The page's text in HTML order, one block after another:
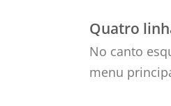
Quatro
No canto
menu